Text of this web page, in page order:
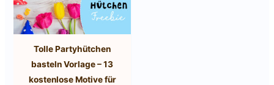
Tolle Partyhütchen
basteln Vorlage – 13
kostenlose Motive für